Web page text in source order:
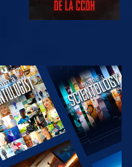
DÉCOUVRIR
LES SÉRIES